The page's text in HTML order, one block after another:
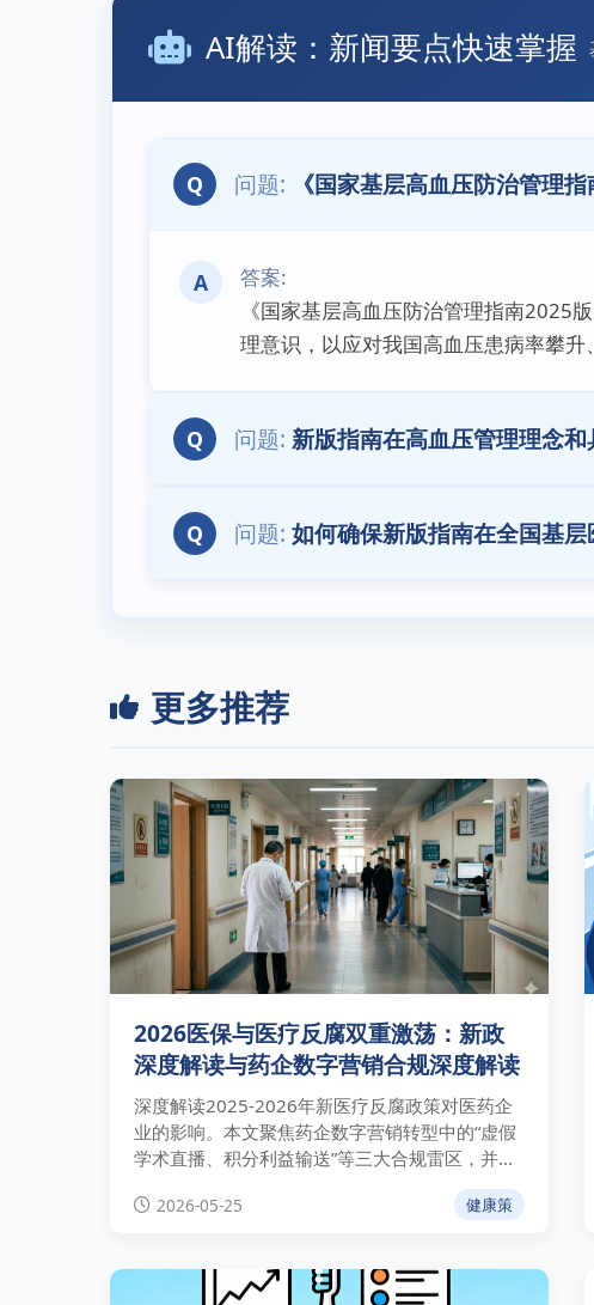
AI解读：新闻要点快速掌握
Q 《国家基层高血压防治管理
A
《国家基层高血压防治管理指南2025
理意识，以应对我国高血压患病率攀升
Q 新版指南在高血压管理理念
Q 如何确保新版指南在全国基
更多推荐
2026医保与医疗反腐双重激荡：新政
深度解读与药企数字营销合规深度解读
深度解读2025-2026年新医疗反腐政策对医药企
业的影响。本文聚焦药企数字营销转型中的“虚假
学术直播、积分利益输送”等三大合规雷区，并提
供基于行为留痕的系统破局策略及AI治理平台
OPENAXO权威观点。
2026-05-25 健康策